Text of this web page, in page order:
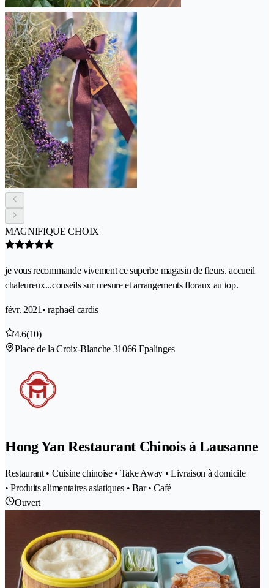
MAGNIFIQUE CHOIX
je vous recommande vivement ce superbe magasin de fleurs. accueil
chaleureux...conseils sur mesure et arrangements floraux au top.
févr. 2021 • raphaël cardis
4.6(10)
Place de la Croix-Blanche 31066 Epalinges
Hong Yan Restaurant Chinois à Lausanne
Restaurant • Cuisine chinoise • Take Away • Livraison à domicile
• Produits alimentaires asiatiques • Bar • Café
Ouvert